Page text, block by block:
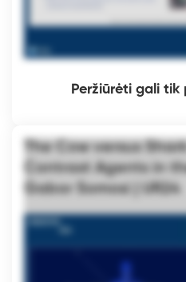
Peržiūrėti gali tik
The Cow versus
Contrast Agents in
Gabor Somosi | UR24